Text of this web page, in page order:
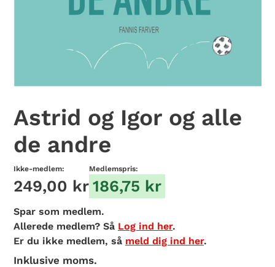
Astrid og Igor og alle
de andre
Ikke-medlem:
249,00 kr
Medlemspris:
186,75 kr
Spar som medlem.
Allerede medlem? Så Log ind her.
Er du ikke medlem, så meld dig ind her.
Inklusive moms.